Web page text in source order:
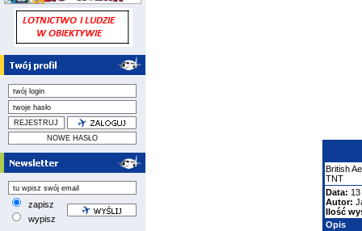
zapisz
wypisz
British
TNT
Data:
Autor:
Ilość
Opis